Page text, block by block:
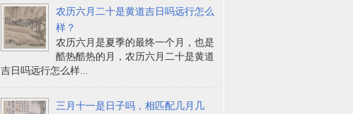
农历六月二十是黄道吉日吗远行怎么
样？
农历六月是夏季的最终一个月，也是
酷热酷热的月，农历六月二十是黄道
吉日吗远行怎么样...
三月十一是日子吗，相匹配几月几